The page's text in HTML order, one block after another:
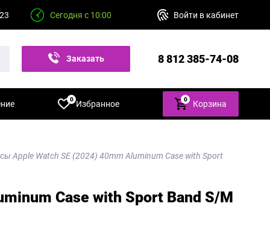
Сегодня с 10:00 Войти в кабинет
Заказать 8 812 385-74-08
Избранное
0 0 Корзина
Apple Watch SE (2024) 40mm Aluminum Case with Sport
Case with Sport Band S/M